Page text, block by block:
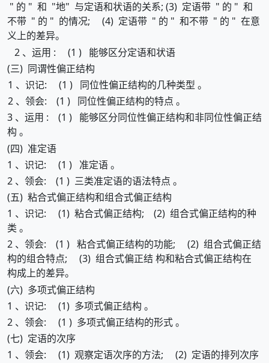
" 的 " 和 "地" 与定语和状语的关系; (3) 定语带 " 的 " 和
不带 " 的 " 的情况; (4) 定语带 " 的 " 和不带 " 的 " 在意
义上的差异。
2 、运用 : (1 ) 能够区分定语和状语
(三) 同谓性偏正结构
1 、识记: (1 ) 同位性偏正结构的几种类型 。
2 、领会: (1 ) 同位性偏正结构的特点 。
3 、运用 : (1 ) 能够区分同位性偏正结构和非同位性偏正结
构 。
(四) 准定语
1 、识记: (1 ) 准定语 。
2 、领会: (1 ) 三类准定语的语法特点 。
(五) 粘合式偏正结构和组合式偏正结构
1 、识记: (1) 粘合式偏正结构; (2) 组合式偏正结构的种
类 。
2 、领会: (1 ) 粘合式偏正结构的功能; (2) 组合式偏正结
构的组合特点; (3) 组合式偏正结 构和粘合式偏正结构在
构成上的差异。
(六) 多项式偏正结构
1 、识记: (1) 多项式偏正结构 。
2 、领会: (1 ) 多项式偏正结构的形式 。
(七) 定语的次序
1 、领会: (1) 观察定语次序的方法; (2) 定语的排列次序